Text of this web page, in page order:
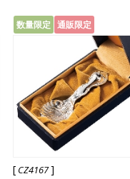
数量限定 通販限定
[ CZ4167]